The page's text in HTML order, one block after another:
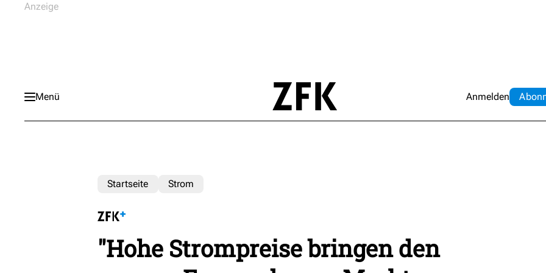
Menü Anmelden Abo
Startseite Strom
"Hohe Strompreise bringen den